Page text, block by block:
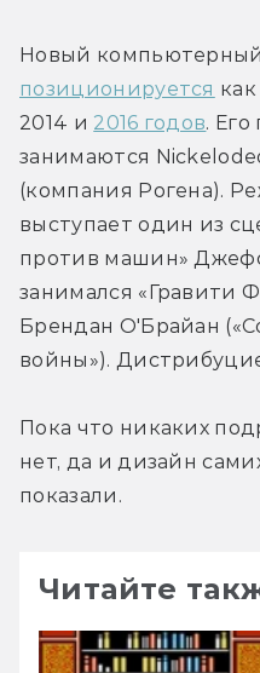
позиционируется
2014 и 2016 годов.
занимаются
(компания Рогена).
выступает один из
против машин»
занимался «Гравити
Брендан О'Брайан
войны»).
Пока что никаких
нет, да и дизайн
показали.
Читайте